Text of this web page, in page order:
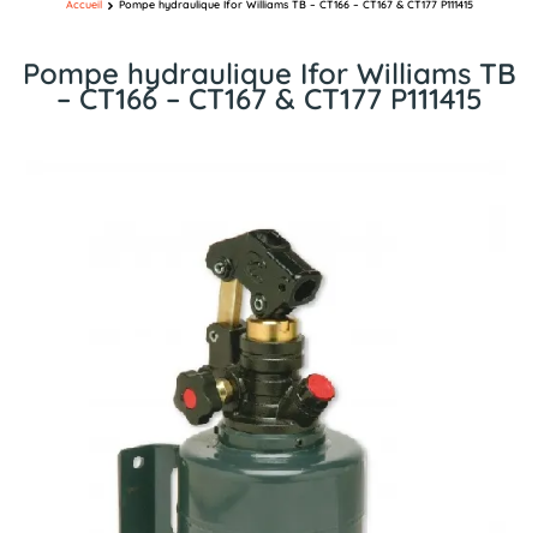
Pompe hydraulique Ifor Williams TB
– CT166 – CT167 & CT177 P111415
Accueil Pompe hydraulique Ifor Williams TB – CT166 – CT167 & CT177 P111415